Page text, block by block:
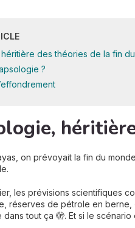
des théories de la fin
?
on prévoyait la fin du
les prévisions scientifiques
réserves de pétrole en
tout ça 🫣. Et si le